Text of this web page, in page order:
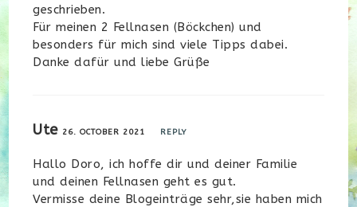
geschrieben.
Für meinen 2 Fellnasen (Böckchen) und
besonders für mich sind viele Tipps dabei.
Danke dafür und liebe Grüße
Ute 26. OCTOBER 2021 REPLY
Hallo Doro, ich hoffe dir und deiner Familie
und deinen Fellnasen geht es gut.
Vermisse deine Blogeinträge sehr,sie haben mich